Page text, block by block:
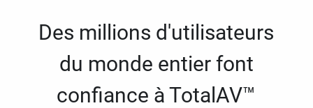
Des millions d'utilisateurs
du monde entier font
confiance à TotalAV™